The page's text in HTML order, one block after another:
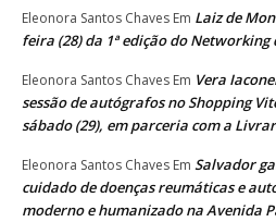
Eleonora Santos Chaves Em Laiz de
feira (28) da 1ª edição do Networking
Eleonora Santos Chaves Em Vera
sessão de autógrafos no Shopping
sábado (29), em parceria com a
Eleonora Santos Chaves Em Salvador
cuidado de doenças reumáticas e
moderno e humanizado na Avenida